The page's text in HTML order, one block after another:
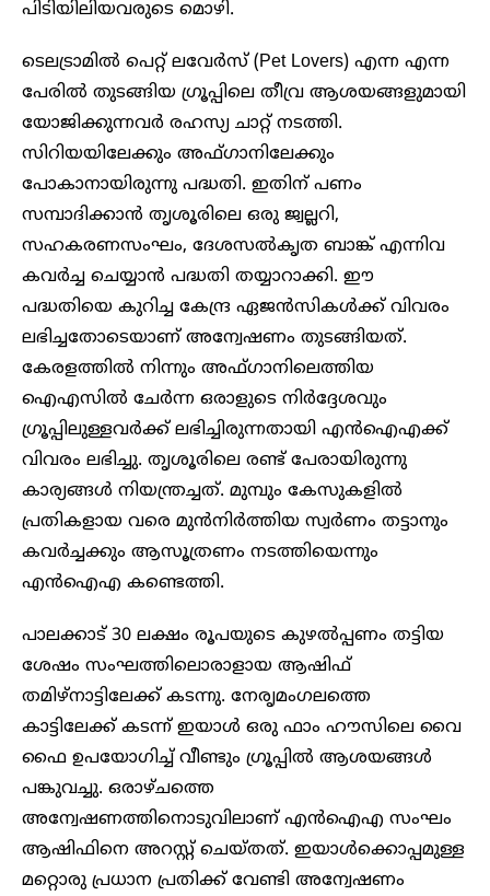
പിടിയിലിയവരുടെ മൊഴി.
ടെലട്രാമിൽ പെറ്റ് ലവേർസ് (Pet Lovers) എന്ന എന്ന
പേരിൽ തുടങ്ങിയ ഗ്രൂപ്പിലെ തീവ്ര ആശയങ്ങളുമായി
യോജിക്കുന്നവർ രഹസ്യ ചാറ്റ് നടത്തി.
സിറിയയിലേക്കും അഫ്ഗാനിലേക്കും
പോകാനായിരുന്നു പദ്ധതി. ഇതിന് പണം
സമ്പാദിക്കാൻ തൃശൂരിലെ ഒരു ജ്വല്ലറി,
സഹകരണസംഘം, ദേശസൽകൃത ബാങ്ക് എന്നിവ
കവർച്ച ചെയ്യാൻ പദ്ധതി തയ്യാറാക്കി. ഈ
പദ്ധതിയെ കുറിച്ച കേന്ദ്ര ഏജൻസികള്‍ക്ക് വിവരം
ലഭിച്ചതോടെയാണ് അന്വേഷണം തുടങ്ങിയത്.
കേരളത്തിൽ നിന്നും അഫ്ഗാനിലെത്തിയ
ഐഎസിൽ ചേർന്ന ഒരാളുടെ നിർദ്ദേശവും
ഗ്രൂപ്പിലുള്ളവർക്ക് ലഭിച്ചിരുന്നതായി എൻഐഎക്ക്
വിവരം ലഭിച്ചു. തൃശൂരിലെ രണ്ട് പേരായിരുന്നു
കാര്യങ്ങള്‍ നിയന്ത്രച്ചത്. മുമ്പും കേസുകളിൽ
പ്രതികളായ വരെ മുൻനിർത്തിയ സ്വർണം തട്ടാനും
കവർച്ചക്കും ആസൂത്രണം നടത്തിയെന്നും
എന്‍ഐഎ കണ്ടെത്തി.
പാലക്കാട് 30 ലക്ഷം രൂപയുടെ കുഴൽപ്പണം തട്ടിയ
ശേഷം സംഘത്തിലൊരാളായ ആഷിഫ്
തമിഴ്നാട്ടിലേക്ക് കടന്നു. നേരൃമംഗലത്തെ
കാട്ടിലേക്ക് കടന്ന് ഇയാള്‍ ഒരു ഫാം ഹൗസിലെ വൈ
ഫൈ ഉപയോഗിച്ച് വീണ്ടും ഗ്രൂപ്പിൽ ആശയങ്ങള്‍
പങ്കുവച്ചു. ഒരാഴ്ചത്തെ
അന്വേഷണത്തിനൊടുവിലാണ് എൻഐഎ സംഘം
ആഷിഫിനെ അറസ്റ്റ് ചെയ്തത്. ഇയാള്‍ക്കൊപ്പമുള്ള
മറ്റൊരു പ്രധാന പ്രതിക്ക് വേണ്ടി അന്വേഷണം